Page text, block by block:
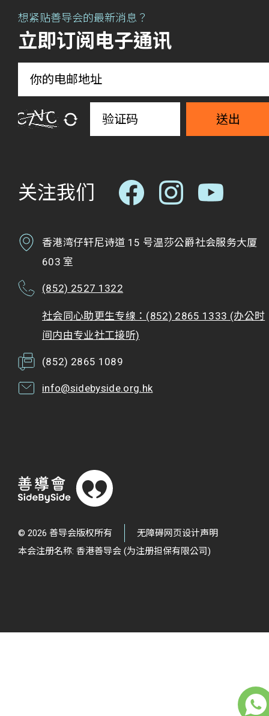
想紧贴善导会的最新消息？
立即订阅电子通讯
送出
关注我们
香港湾仔轩尼诗道 15 号温莎公爵社会服务大厦
603 室
(852) 2527 1322
社会同心助更生专缐：(852) 2865 1333 (办公时
间内由专业社工接听)
(852) 2865 1089
info@sidebyside.org.hk
© 2026 善导会版权所有
无障碍网页设计声明
本会注册名称: 香港善导会 (为注册担保有限公司)